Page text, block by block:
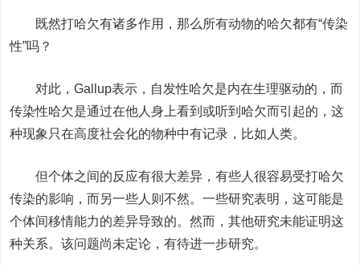
既然打哈欠有诸多作用，那么所有动物的哈欠都有“传染
性”吗？
对此，Gallup表示，自发性哈欠是内在生理驱动的，而
传染性哈欠是通过在他人身上看到或听到哈欠而引起的，这
种现象只在高度社会化的物种中有记录，比如人类。
但个体之间的反应有很大差异，有些人很容易受打哈欠
传染的影响，而另一些人则不然。一些研究表明，这可能是
个体间移情能力的差异导致的。然而，其他研究未能证明这
种关系。该问题尚未定论，有待进一步研究。